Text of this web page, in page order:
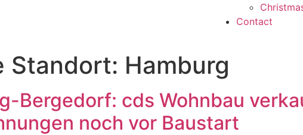
Contact
Standort: Hamburg
Bergedorf: cds Wohnbau
noch vor Baustart